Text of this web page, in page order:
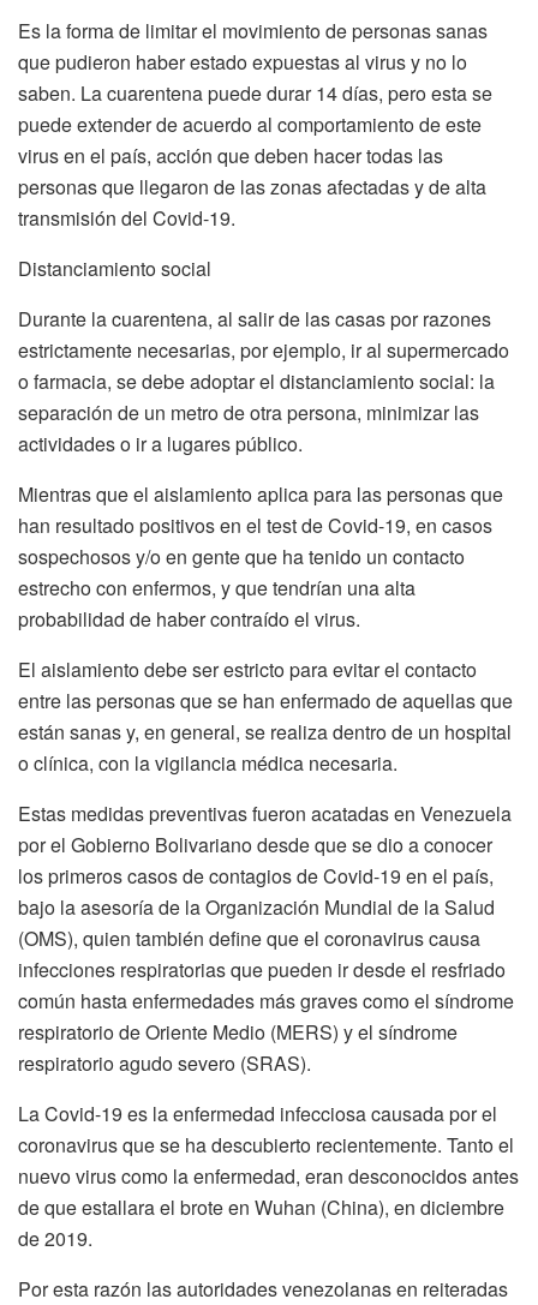
Es la forma de limitar el movimiento de personas sanas
que pudieron haber estado expuestas al virus y no lo
saben. La cuarentena puede durar 14 días, pero esta se
puede extender de acuerdo al comportamiento de este
virus en el país, acción que deben hacer todas las
personas que llegaron de las zonas afectadas y de alta
transmisión del Covid-19.
Distanciamiento social
Durante la cuarentena, al salir de las casas por razones
estrictamente necesarias, por ejemplo, ir al supermercado
o farmacia, se debe adoptar el distanciamiento social: la
separación de un metro de otra persona, minimizar las
actividades o ir a lugares público.
Mientras que el aislamiento aplica para las personas que
han resultado positivos en el test de Covid-19, en casos
sospechosos y/o en gente que ha tenido un contacto
estrecho con enfermos, y que tendrían una alta
probabilidad de haber contraído el virus.
El aislamiento debe ser estricto para evitar el contacto
entre las personas que se han enfermado de aquellas que
están sanas y, en general, se realiza dentro de un hospital
o clínica, con la vigilancia médica necesaria.
Estas medidas preventivas fueron acatadas en Venezuela
por el Gobierno Bolivariano desde que se dio a conocer
los primeros casos de contagios de Covid-19 en el país,
bajo la asesoría de la Organización Mundial de la Salud
(OMS), quien también define que el coronavirus causa
infecciones respiratorias que pueden ir desde el resfriado
común hasta enfermedades más graves como el síndrome
respiratorio de Oriente Medio (MERS) y el síndrome
respiratorio agudo severo (SRAS).
La Covid-19 es la enfermedad infecciosa causada por el
coronavirus que se ha descubierto recientemente. Tanto el
nuevo virus como la enfermedad, eran desconocidos antes
de que estallara el brote en Wuhan (China), en diciembre
de 2019.
Por esta razón las autoridades venezolanas en reiteradas